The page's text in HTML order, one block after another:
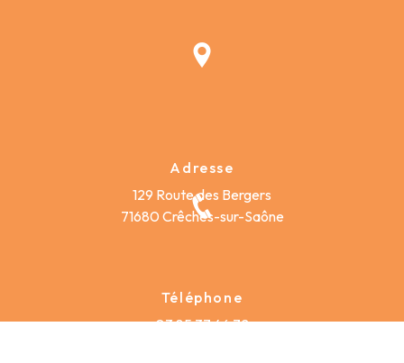
Adresse
129 Route des Bergers
71680 Crêches-sur-Saône
Téléphone
03 85 37 46 72